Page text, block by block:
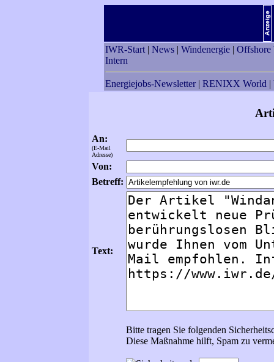
IWR-Start | News | Windenergie | Offshore
Intern
Energiejobs-Newsletter| RENIXX World |
An:
(E-Mail
Adresse)
Von:
Betreff:
Text:
Bitte tragen Sie folgenden
Diese Maßnahme hilft, Spam zu